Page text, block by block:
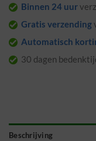
Binnen 24 uur
Gratis verzending
Automatisch
30 dagen
Beschrijving